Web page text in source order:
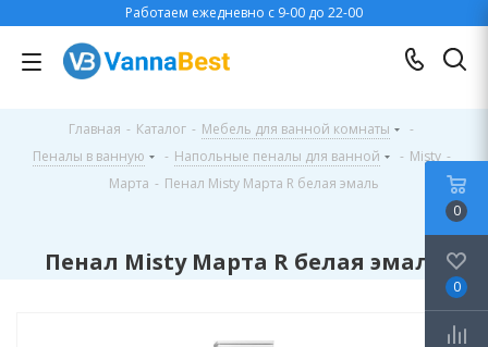
Работаем ежедневно с 9-00 до 22-00
Главная - Каталог - Мебель для ванной комнаты
-
Пеналы в ванную
- Напольные пеналы для ванной - Misty -
Марта - Пенал Misty Марта R белая эмаль
Пенал Misty Марта R белая эмаль
0
0